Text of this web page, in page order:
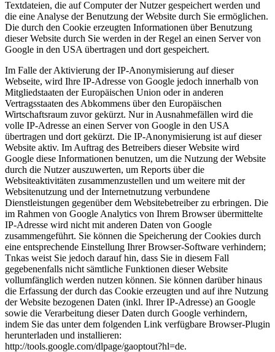
Textdateien, die auf Computer der Nutzer gespeichert werden und
die eine Analyse der Benutzung der Website durch Sie ermöglichen.
Die durch den Cookie erzeugten Informationen über Benutzung
dieser Website durch Sie werden in der Regel an einen Server von
Google in den USA übertragen und dort gespeichert.
Im Falle der Aktivierung der IP-Anonymisierung auf dieser
Webseite, wird Ihre IP-Adresse von Google jedoch innerhalb von
Mitgliedstaaten der Europäischen Union oder in anderen
Vertragsstaaten des Abkommens über den Europäischen
Wirtschaftsraum zuvor gekürzt. Nur in Ausnahmefällen wird die
volle IP-Adresse an einen Server von Google in den USA
übertragen und dort gekürzt. Die IP-Anonymisierung ist auf dieser
Website aktiv. Im Auftrag des Betreibers dieser Website wird
Google diese Informationen benutzen, um die Nutzung der Website
durch die Nutzer auszuwerten, um Reports über die
Websiteaktivitäten zusammenzustellen und um weitere mit der
Websitenutzung und der Internetnutzung verbundene
Dienstleistungen gegenüber dem Websitebetreiber zu erbringen. Die
im Rahmen von Google Analytics von Ihrem Browser übermittelte
IP-Adresse wird nicht mit anderen Daten von Google
zusammengeführt. Sie können die Speicherung der Cookies durch
eine entsprechende Einstellung Ihrer Browser-Software verhindern;
Tnkas weist Sie jedoch darauf hin, dass Sie in diesem Fall
gegebenenfalls nicht sämtliche Funktionen dieser Website
vollumfänglich werden nutzen können. Sie können darüber hinaus
die Erfassung der durch das Cookie erzeugten und auf ihre Nutzung
der Website bezogenen Daten (inkl. Ihrer IP-Adresse) an Google
sowie die Verarbeitung dieser Daten durch Google verhindern,
indem Sie das unter dem folgenden Link verfügbare Browser-Plugin
herunterladen und installieren:
http://tools.google.com/dlpage/gaoptout?hl=de.